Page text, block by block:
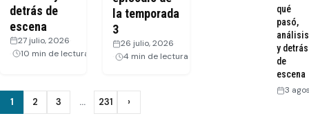
detrás de
escena
27 julio, 2026
10 min de lectura
la temporada
3
26 julio, 2026
4 min de lectura
Paginación
1 2 3 … 231 ›
qué
pasó,
análisis
y detrás
de
escena
3